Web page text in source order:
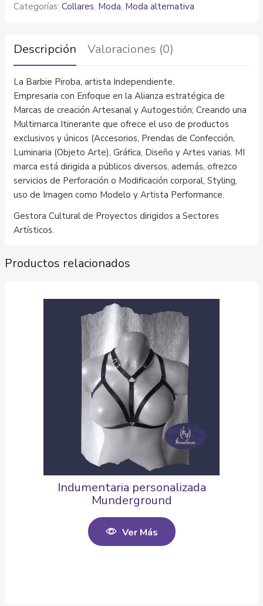
Categorías: Collares, Moda, Moda alternativa
Descripción Valoraciones (0)
La Barbie Piroba, artista Independiente.
Empresaria con Enfoque en la Alianza estratégica de
Marcas de creación Artesanal y Autogestión; Creando una
Multimarca Itinerante que ofrece el uso de productos
exclusivos y únicos (Accesorios, Prendas de Confección,
Luminaria (Objeto Arte), Gráfica, Diseño y Artes varias. MI
marca está dirigida a públicos diversos, además, ofrezco
servicios de Perforación o Modificación corporal, Styling,
uso de Imagen como Modelo y Artista Performance.
Gestora Cultural de Proyectos dirigidos a Sectores
Artísticos.
Productos relacionados
Indumentaria personalizada
Munderground
Ver Más